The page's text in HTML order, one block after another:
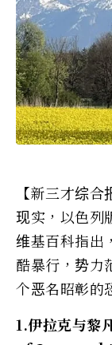
【新三才综
现实，以色
维基百科指出
酷暴行，势力
个恶名昭彰的
1.伊拉克与